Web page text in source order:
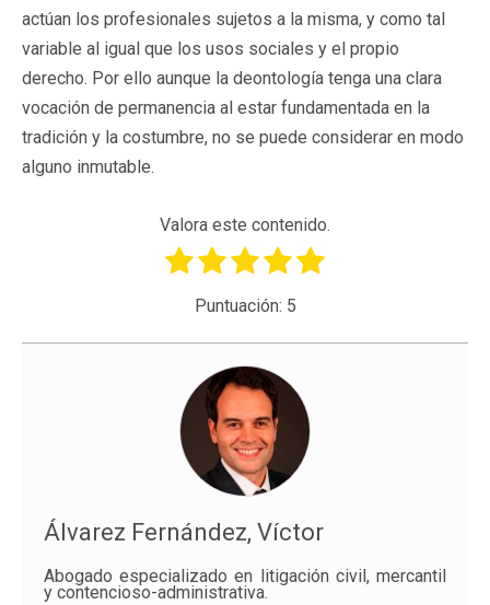
actúan los profesionales sujetos a la misma, y como tal
variable al igual que los usos sociales y el propio
derecho. Por ello aunque la deontología tenga una clara
vocación de permanencia al estar fundamentada en la
tradición y la costumbre, no se puede considerar en modo
alguno inmutable.
Valora este contenido.
Puntuación: 5
Álvarez Fernández, Víctor
Abogado especializado en litigación civil, mercantil
y contencioso-administrativa.